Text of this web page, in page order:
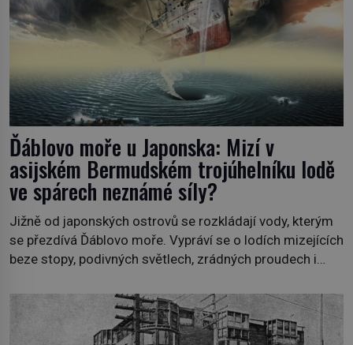
Ďáblovo moře u Japonska: Mizí v
asijském Bermudském trojúhelníku lodě
ve spárech neznámé síly?
Jižně od japonských ostrovů se rozkládají vody, kterým
se přezdívá Ďáblovo moře. Vypráví se o lodích mizejících
beze stopy, podivných světlech, zrádných proudech i
dávných legendách. Je tichomořský Dračí trojúhelník
skutečně prokletým místem, nebo se zde jen
nebezpečná příroda proměnila v jednu z